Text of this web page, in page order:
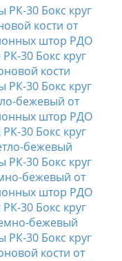
30 Бокс круг
кости
30 Бокс круг
бежевый
30 Бокс круг
бежевый